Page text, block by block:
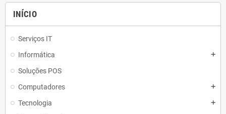
INÍCIO
Serviços IT
Informática
add
Soluções POS
Computadores
add
Tecnologia add